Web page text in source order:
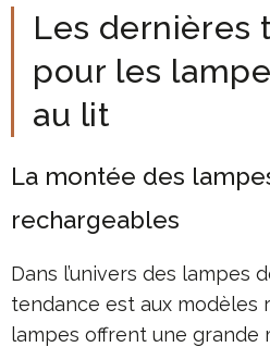
Les dernières
pour les
au lit
La montée des
rechargeables
Dans l’univers des lampes
tendance est aux modèles
lampes offrent une grande